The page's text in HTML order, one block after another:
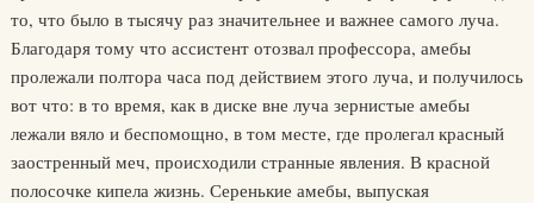
то, что было в тысячу раз значительнее и важнее самого луча.
Благодаря тому что ассистент отозвал профессора, амебы
пролежали полтора часа под действием этого луча, и получилось
вот что: в то время, как в диске вне луча зернистые амебы
лежали вяло и беспомощно, в том месте, где пролегал красный
заостренный меч, происходили странные явления. В красной
полосочке кипела жизнь. Серенькие амебы, выпуская